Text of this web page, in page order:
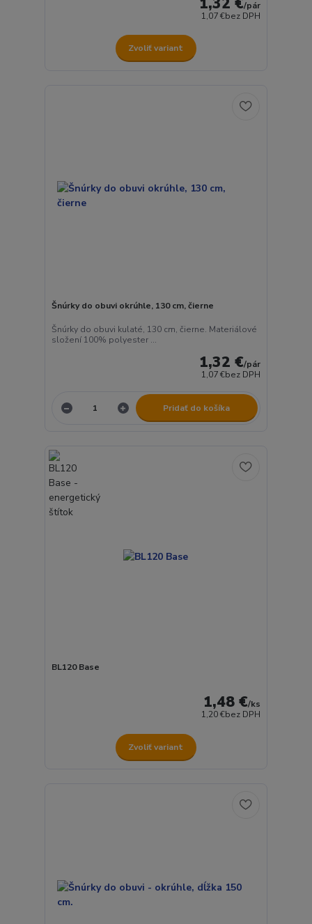
/pár
1,07 €bez DPH
Zvoliť variant
Šnúrky do obuvi okrúhle, 130 cm, čierne
Šnúrky do obuvi kulaté, 130 cm, čierne. Materiálové
složení 100% polyester ...
1,32 €/pár
1,07 €bez DPH
Pridať do košíka
BL120 Base
1,48 €/ks
1,20 €bez DPH
Zvoliť variant